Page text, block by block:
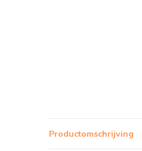
Productomschrijving